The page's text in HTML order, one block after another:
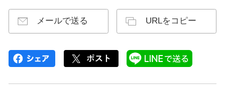
メールで送る URLをコピー